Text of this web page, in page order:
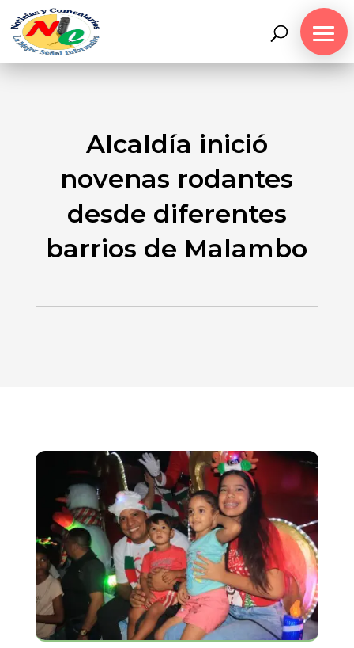
Alcaldía inició
novenas rodantes
desde diferentes
barrios de Malambo